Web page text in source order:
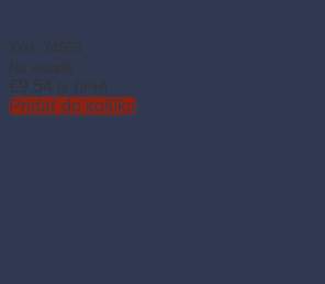
Kód: 74505
Na sklade
€9.54 (s DPH)
Pridať do košíka